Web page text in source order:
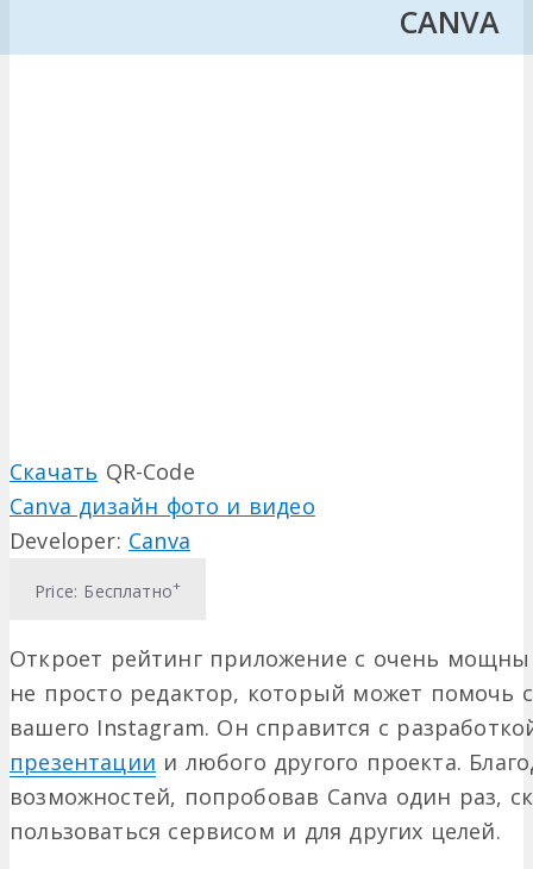
CANVA
Скачать QR-Code
Canva дизайн фото и видео
Developer: Canva
Price: Бесплатно+
Откроет рейтинг приложение с очень
не просто редактор, который может помочь
вашего Instagram. Он справится с
презентации и любого другого проекта.
возможностей, попробовав Canva один раз,
пользоваться сервисом и для других целей.